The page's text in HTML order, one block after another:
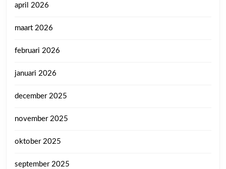
april 2026
maart 2026
februari 2026
januari 2026
december 2025
november 2025
oktober 2025
september 2025